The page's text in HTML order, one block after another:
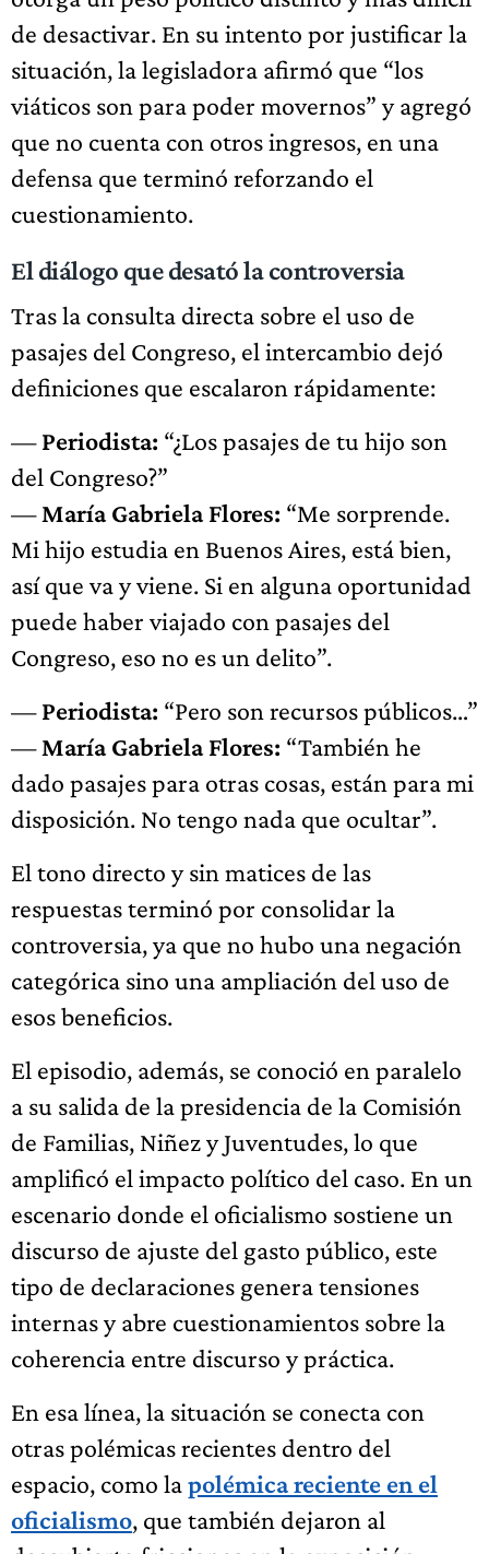
de desactivar. En su intento por justificar la
situación, la legisladora afirmó que “los
viáticos son para poder movernos” y agregó
que no cuenta con otros ingresos, en una
defensa que terminó reforzando el
cuestionamiento.
El diálogo que desató la controversia
Tras la consulta directa sobre el uso de
pasajes del Congreso, el intercambio dejó
definiciones que escalaron rápidamente:
—Periodista: “¿Los pasajes de tu hijo son
del Congreso?”
—María Gabriela Flores: “Me sorprende.
Mi hijo estudia en Buenos Aires, está bien,
así que va y viene. Si en alguna oportunidad
puede haber viajado con pasajes del
Congreso, eso no es un delito”.
—Periodista: “Pero son recursos públicos…”
—María Gabriela Flores: “También he
dado pasajes para otras cosas, están para mi
disposición. No tengo nada que ocultar”.
El tono directo y sin matices de las
respuestas terminó por consolidar la
controversia, ya que no hubo una negación
categórica sino una ampliación del uso de
esos beneficios.
El episodio, además, se conoció en paralelo
a su salida de la presidencia de la Comisión
de Familias, Niñez y Juventudes, lo que
amplificó el impacto político del caso. En un
escenario donde el oficialismo sostiene un
discurso de ajuste del gasto público, este
tipo de declaraciones genera tensiones
internas y abre cuestionamientos sobre la
coherencia entre discurso y práctica.
En esa línea, la situación se conecta con
otras polémicas recientes dentro del
espacio, como lapolémica reciente en el
oficialismo, que también dejaron al